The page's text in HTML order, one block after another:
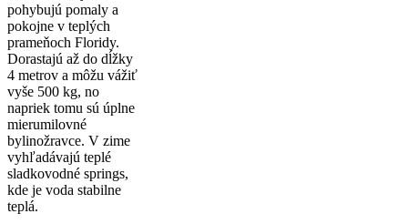
pohybujú pomaly a
pokojne v teplých
prameňoch Floridy.
Dorastajú až do dĺžky
4 metrov a môžu vážiť
vyše 500 kg, no
napriek tomu sú úplne
mierumilovné
bylinožravce. V zime
vyhľadávajú teplé
sladkovodné springs,
kde je voda stabilne
teplá.